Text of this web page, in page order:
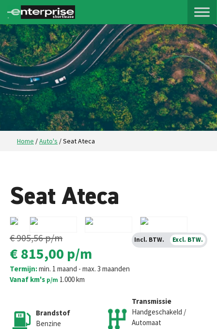
Home /Auto's /Seat Ateca
Seat Ateca
€ 905,56p/m
€ 815,00 p/m
Termijn:min. 1 maand - max. 3 maanden
Vanaf km's p/m 1.000 km
Brandstof
Benzine
Transmissie
Handgeschakeld /
Automaat
Incl. BTW. Excl. BTW.